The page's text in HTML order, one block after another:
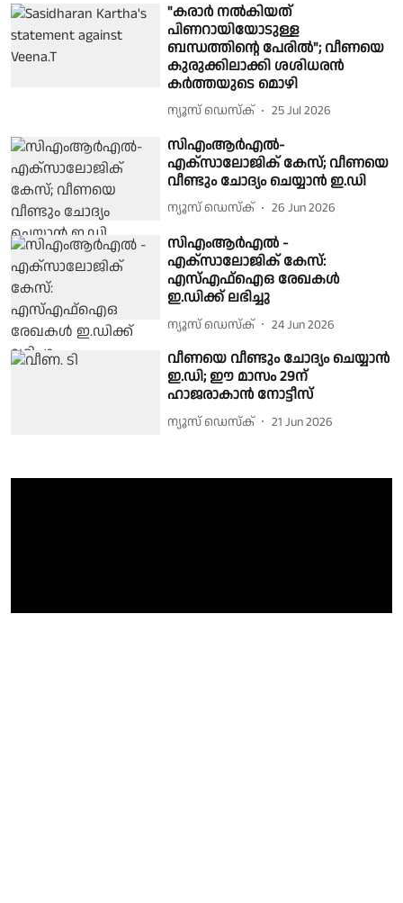
"കരാർ നൽകിയത്
പിണറായിയോടുള്ള
ബന്ധത്തിൻ്റെ പേരിൽ"; വീണയെ
കുരുക്കിലാക്കി ശശിധരൻ
കർത്തയുടെ മൊഴി
ന്യൂസ് ഡെസ്ക് 25 Jul 2026
സിഎംആർഎൽ-
എക്സാലോജിക് കേസ്; വീണയെ
വീണ്ടും ചോദ്യം ചെയ്യാൻ ഇ.ഡി
ന്യൂസ് ഡെസ്ക് 26 Jun 2026
സിഎംആർഎൽ -
എക്സാലോജിക് കേസ്:
എസ്എഫ്ഐഒ രേഖകൾ
ഇ.ഡിക്ക് ലഭിച്ചു
ന്യൂസ് ഡെസ്ക് 24 Jun 2026
വീണയെ വീണ്ടും ചോദ്യം ചെയ്യാൻ
ഇ.ഡി; ഈ മാസം 29ന്
ഹാജരാകാൻ നോട്ടീസ്
ന്യൂസ് ഡെസ്ക് 21 Jun 2026